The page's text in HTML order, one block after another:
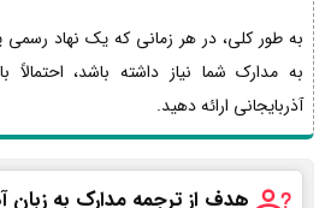
به طور کلی، در هر زمانی که یک نهاد رسمی
به مدارک شما نیاز داشته باشد،
آذربایجانی ارائه دهید.
هدف از ترجمه مدارک به زبان